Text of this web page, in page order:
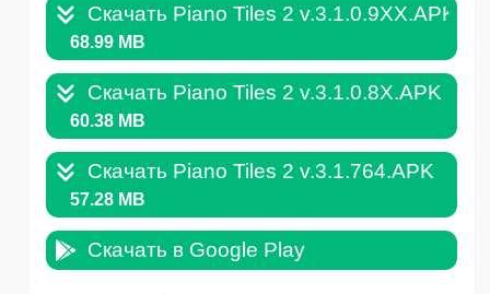
Скачать Piano Tiles 2 v.3.1.0.9XX.APK
68.99 MB
Скачать Piano Tiles 2 v.3.1.0.8X.APK
60.38 MB
Скачать Piano Tiles 2 v.3.1.764.APK
57.28 MB
Скачать в Google Play